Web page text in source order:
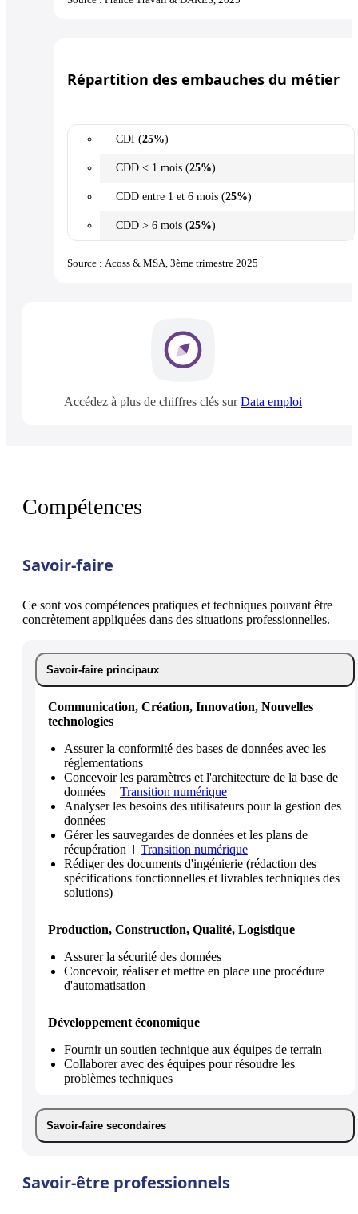
Répartition des embauches du métier
CDI (25%)
CDD < 1 mois (25%)
CDD entre 1 et 6 mois (25%)
CDD > 6 mois (25%)
Source : Acoss & MSA, 3ème trimestre 2025
Accédez à plus de chiffres clés surData emploi
Compétences
Savoir-faire
Ce sont vos compétences pratiques et techniques pouvant être
concrètement appliquées dans des situations professionnelles.
Savoir-faire principaux
Communication, Création, Innovation, Nouvelles
technologies
Assurer la conformité des bases de données avec les
réglementations
Concevoir les paramètres et l'architecture de la base de
données
Transition numérique
Analyser les besoins des utilisateurs pour la gestion des
données
Gérer les sauvegardes de données et les plans de
récupération
Transition numérique
Rédiger des documents d'ingénierie (rédaction des
spécifications fonctionnelles et livrables techniques des
solutions)
Production, Construction, Qualité, Logistique
Assurer la sécurité des données
Concevoir, réaliser et mettre en place une procédure
d'automatisation
Développement économique
Fournir un soutien technique aux équipes de terrain
Collaborer avec des équipes pour résoudre les
problèmes techniques
Savoir-faire secondaires
Savoir-être professionnels